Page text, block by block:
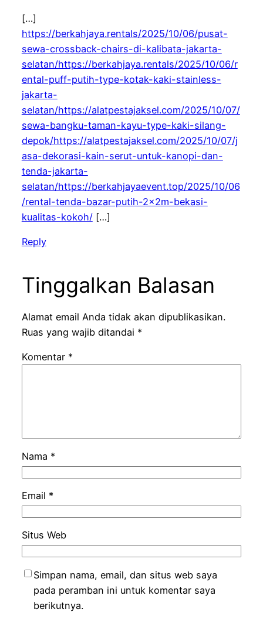
[…]
https://berkahjaya.rentals/2025/10/06/pusat-
sewa-crossback-chairs-di-kalibata-jakarta-
selatan/https://berkahjaya.rentals/2025/10/06/r
ental-puff-putih-type-kotak-kaki-stainless-
jakarta-
selatan/https://alatpestajaksel.com/2025/10/07/
sewa-bangku-taman-kayu-type-kaki-silang-
depok/https://alatpestajaksel.com/2025/10/07/j
asa-dekorasi-kain-serut-untuk-kanopi-dan-
tenda-jakarta-
selatan/https://berkahjayaevent.top/2025/10/06
/rental-tenda-bazar-putih-2x2m-bekasi-
kualitas-kokoh/[…]
Reply
Tinggalkan Balasan
Alamat email Anda tidak akan dipublikasikan.
Ruas yang wajib ditandai *
Komentar *
Nama *
Email *
Situs Web
Simpan nama, email, dan situs web saya
pada peramban ini untuk komentar saya
berikutnya.